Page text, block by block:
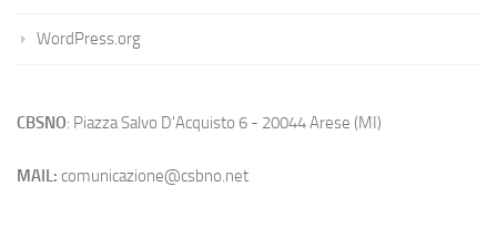
WordPress.org
CBSNO: Piazza Salvo D'Acquisto 6 - 20044 Arese (MI)
MAIL: comunicazione@csbno.net